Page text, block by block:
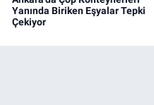
Yanında Biriken Eşyalar Tepki
Çekiyor